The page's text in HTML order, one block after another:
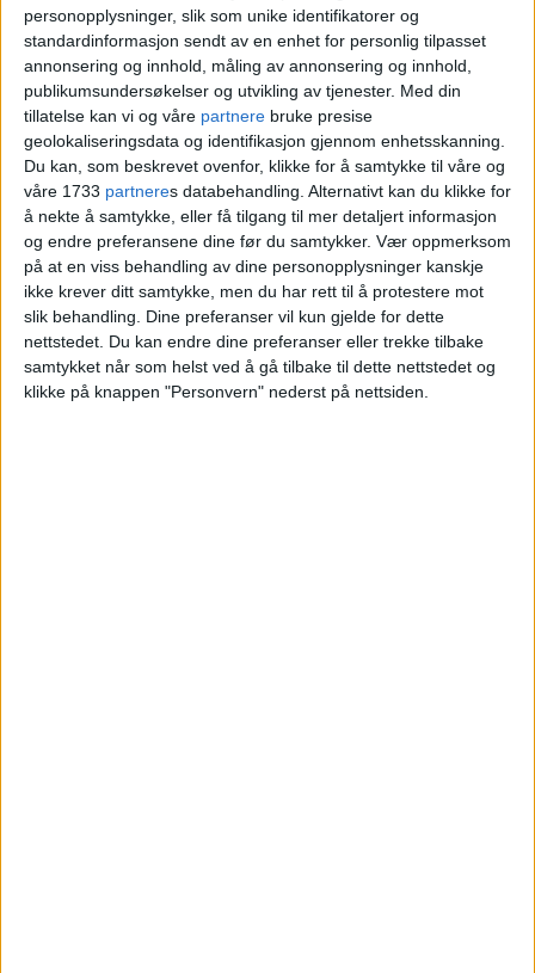
personopplysninger, slik som unike identifikatorer og
standardinformasjon sendt av en enhet for personlig tilpasset
annonsering og innhold, måling av annonsering og innhold,
publikumsundersøkelser og utvikling av tjenester. Med din
tillatelse kan vi og våre partnere bruke presise
geolokaliseringsdata og identifikasjon gjennom enhetsskanning.
Du kan, som beskrevet ovenfor, klikke for å samtykke til våre og
våre 1733 partneres databehandling. Alternativt kan du klikke for
å nekte å samtykke, eller få tilgang til mer detaljert informasjon
og endre preferansene dine før du samtykker. Vær oppmerksom
på at en viss behandling av dine personopplysninger kanskje
ikke krever ditt samtykke, men du har rett til å protestere mot
slik behandling. Dine preferanser vil kun gjelde for dette
nettstedet. Du kan endre dine preferanser eller trekke tilbake
samtykket når som helst ved å gå tilbake til dette nettstedet og
klikke på knappen "Personvern" nederst på nettsiden.
eksperimenteringsarena for et verktøy som
det er svært blandende erfaringer med. Slik
situasjonen er nå, medfører bruk av VAR i
cupfinalen et betydelig risikoelement», sto
det i brevet.
– Vi har et styrevedtak i Vålerenga om å
jobbe mot VAR, så det er bare logisk at vi
fremmer dette, sa Vålerenga-styremedlem
Runar Kvernentil TV 2 den gangen.